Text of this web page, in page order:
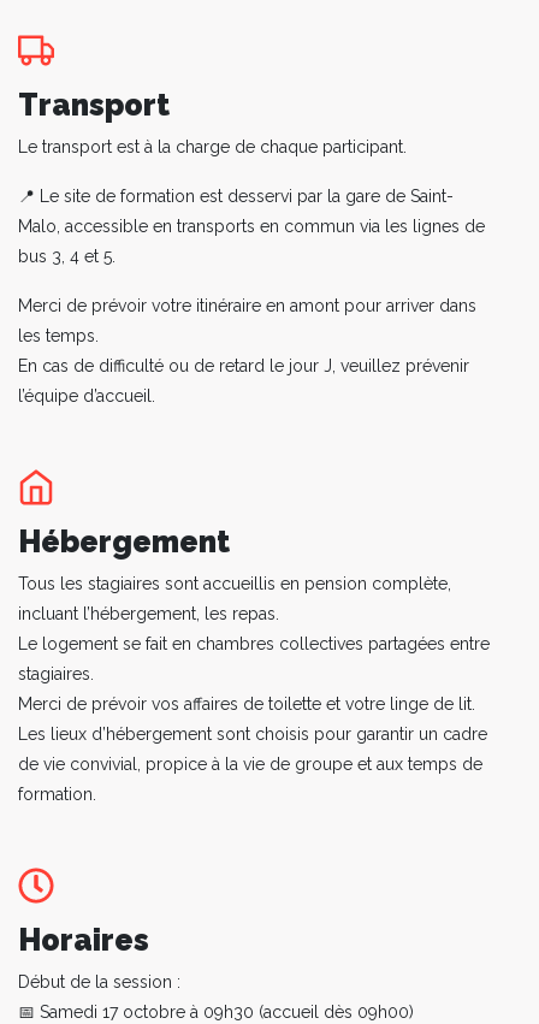
Transport
Le transport est à la charge de chaque participant.
📍 Le site de formation est desservi par la gare de Saint-
Malo, accessible en transports en commun via les lignes de
bus 3, 4 et 5.
Merci de prévoir votre itinéraire en amont pour arriver dans
les temps.
En cas de difficulté ou de retard le jour J, veuillez prévenir
l’équipe d’accueil.
Hébergement
Tous les stagiaires sont accueillis en pension complète,
incluant l’hébergement, les repas.
Le logement se fait en chambres collectives partagées entre
stagiaires.
Merci de prévoir vos affaires de toilette et votre linge de lit.
Les lieux d’hébergement sont choisis pour garantir un cadre
de vie convivial, propice à la vie de groupe et aux temps de
formation.
Horaires
Début de la session :
📅 Samedi 17 octobre à 09h30 (accueil dès 09h00)